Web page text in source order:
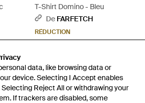
data, like browsing data or
device. Selecting I Accept enables
Reject All or withdrawing your
If trackers are disabled, some
data, like browsing data or
device. Selecting I Accept enables
Reject All or withdrawing your
If trackers are disabled, some
T-Shirt Domino - Bleu
De FARFETCH
RÉDUCTION